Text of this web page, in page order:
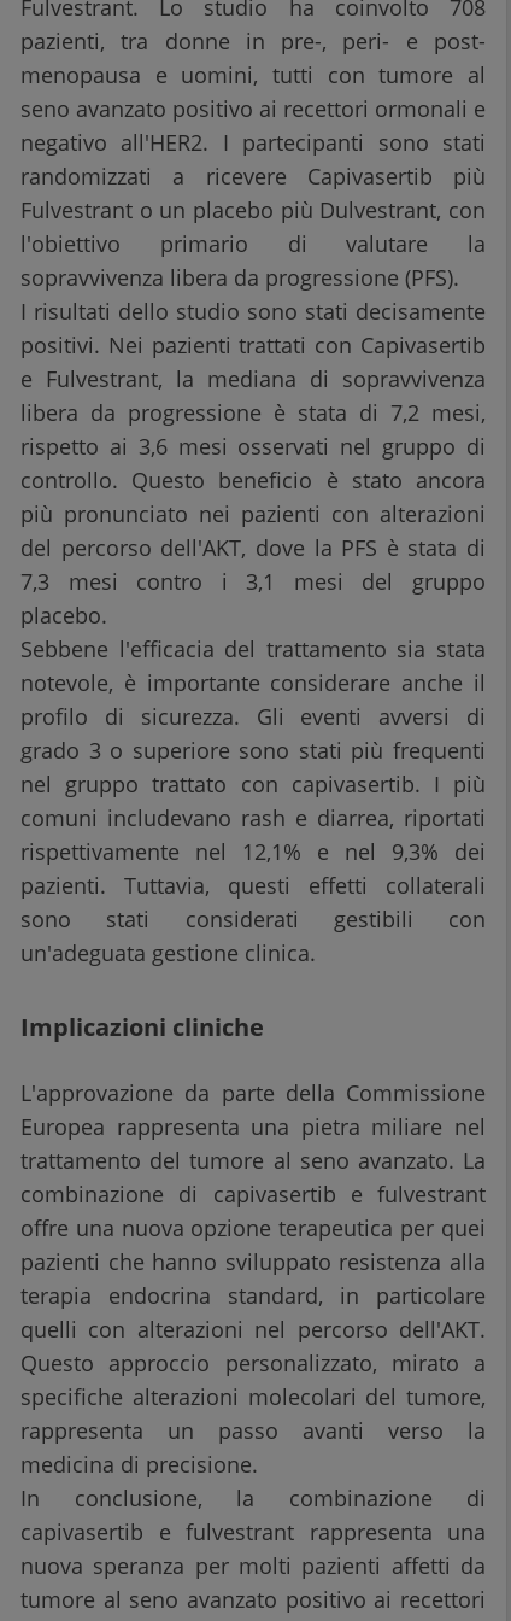
Fulvestrant. Lo studio ha coinvolto 708
pazienti, tra donne in pre-, peri- e post-
menopausa e uomini, tutti con tumore al
seno avanzato positivo ai recettori ormonali e
negativo all'HER2. I partecipanti sono stati
randomizzati a ricevere Capivasertib più
Fulvestrant o un placebo più Dulvestrant, con
l'obiettivo primario di valutare la
sopravvivenza libera da progressione (PFS).
I risultati dello studio sono stati decisamente
positivi. Nei pazienti trattati con Capivasertib
e Fulvestrant, la mediana di sopravvivenza
libera da progressione è stata di 7,2 mesi,
rispetto ai 3,6 mesi osservati nel gruppo di
controllo. Questo beneficio è stato ancora
più pronunciato nei pazienti con alterazioni
del percorso dell'AKT, dove la PFS è stata di
7,3 mesi contro i 3,1 mesi del gruppo
placebo.
Sebbene l'efficacia del trattamento sia stata
notevole, è importante considerare anche il
profilo di sicurezza. Gli eventi avversi di
grado 3 o superiore sono stati più frequenti
nel gruppo trattato con capivasertib. I più
comuni includevano rash e diarrea, riportati
rispettivamente nel 12,1% e nel 9,3% dei
pazienti. Tuttavia, questi effetti collaterali
sono stati considerati gestibili con
un'adeguata gestione clinica.
Implicazioni cliniche
L'approvazione da parte della Commissione
Europea rappresenta una pietra miliare nel
trattamento del tumore al seno avanzato. La
combinazione di capivasertib e fulvestrant
offre una nuova opzione terapeutica per quei
pazienti che hanno sviluppato resistenza alla
terapia endocrina standard, in particolare
quelli con alterazioni nel percorso dell'AKT.
Questo approccio personalizzato, mirato a
specifiche alterazioni molecolari del tumore,
rappresenta un passo avanti verso la
medicina di precisione.
In conclusione, la combinazione di
capivasertib e fulvestrant rappresenta una
nuova speranza per molti pazienti affetti da
tumore al seno avanzato positivo ai recettori